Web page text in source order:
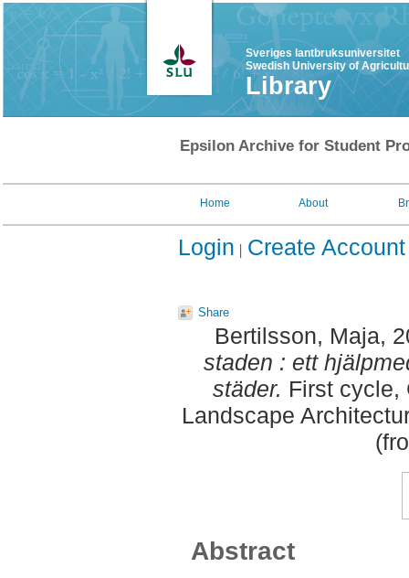
Sveriges lantbruksuniversitet
Swedish University of
Library
Epsilon Archive for Student
Home About
Login Create Account
Share
Bertilsson, Maja,
staden : ett
städer. First cycle,
Landscape
Abstract